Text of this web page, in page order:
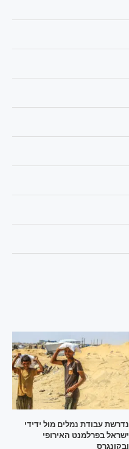
נדרשת עבודת נמלים מול ידידי
ישראל בפרלמנט האירופי
ובקונגרס